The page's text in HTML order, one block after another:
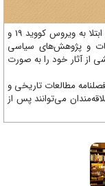
با توجه به نیاز به تداوم مراقبت‌های بهداشتی برای عدم ابتلا به ویروس کووید 19 و
و پژوهش‌های سیاسی
آثار خود را به صورت
مطالعات تاریخی و
می‌توانند پس از